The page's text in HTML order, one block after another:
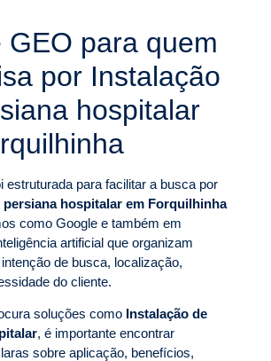
GEO para quem
por Instalação
hospitalar
estruturada para facilitar a busca por
persiana hospitalar em Forquilhinha
como Google e também em
artificial que organizam
de busca, localização,
do cliente.
soluções como Instalação de
, é importante encontrar
sobre aplicação, benefícios,